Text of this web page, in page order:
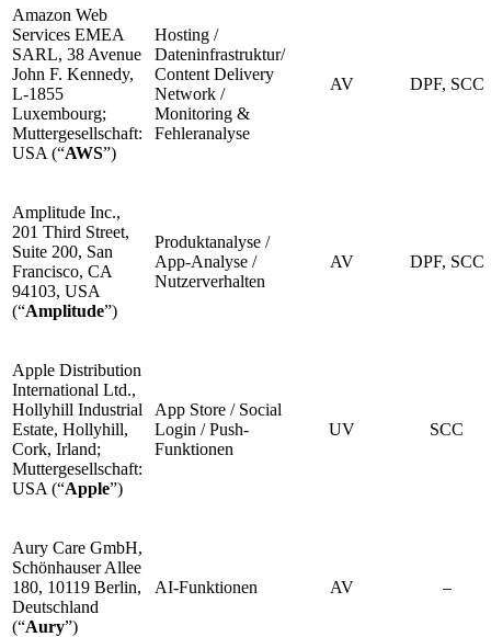
Amazon Web
Services EMEA
SARL, 38 Avenue
John F. Kennedy,
L-1855
Luxembourg;
Muttergesellschaft:
USA (“AWS”)
Hosting /
Dateninfrastruktur/
Content Delivery
Network /
Monitoring &
Fehleranalyse
AV DPF, SCC
Amplitude Inc.,
201 Third Street,
Suite 200, San
Francisco, CA
94103, USA
(“Amplitude”)
Produktanalyse /
App-Analyse /
Nutzerverhalten
AV DPF, SCC
Apple Distribution
International Ltd.,
Hollyhill Industrial
Estate, Hollyhill,
Cork, Irland;
Muttergesellschaft:
USA (“Apple”)
App Store / Social
Login / Push-
Funktionen
UV SCC
Aury Care GmbH,
Schönhauser Allee
180, 10119 Berlin,
Deutschland
(“Aury”)
AI-Funktionen AV –